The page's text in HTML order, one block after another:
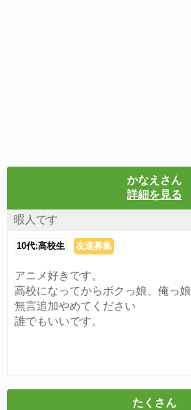
かなえさん
詳細を見る
暇人です
10代:高校生 友達募集
アニメ好きです。
高校になってからボクっ娘、俺っ娘
無言追加やめてください
誰でもいいです。
たくさん